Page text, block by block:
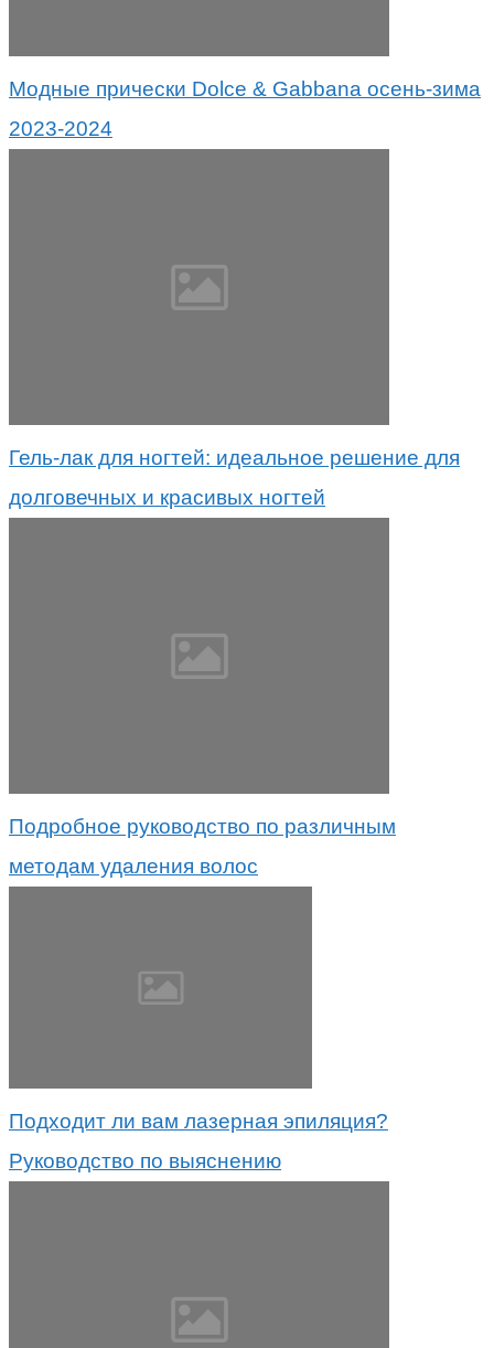
Модные прически Dolce & Gabbana осень-зима
2023-2024
Гель-лак для ногтей: идеальное решение для
долговечных и красивых ногтей
Подробное руководство по различным
методам удаления волос
Подходит ли вам лазерная эпиляция?
Руководство по выяснению